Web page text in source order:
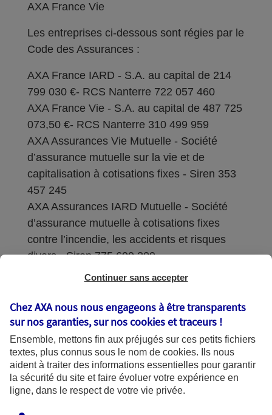
AXA France Vie
Les entreprises ci-dessous sont régies par le
Code des Assurances :
AXA France IARD - S.A. au capital de 214
799 030 €- RCS Nanterre 722 057 460
AXA France Vie - S.A. au capital de 487 725
073,50 €- RCS Nanterre 310 499 959
AXA Assurances Vie Mutuelle - Société
d’assurance mutuelle sur la vie et de
capitalisation à cotisations fixes - Siren 353
457 245
AXA Assurances IARD Mutuelle - Société
d’assurance mutuelle à cotisations fixes
contre l’incendie, les accidents et risques
divers - Siren 775 699 309
Sièges sociaux : 313 Terrasses de l’Arche –
Coordonnées de l'Autorité de contrôle
prudentiel et de résolution (ACPR) : - 4
Place de Budapest - CS 92459 - 75436
Paris Cedex 09. Le détail des procédures de
recours et de réclamation et les
Continuer sans accepter
Chez AXA nous nous engageons à être transparents
sur nos garanties, sur noscookies et traceurs !
Ensemble, mettons fin aux préjugés sur ces petits fichiers
textes, plus connus sous le nom de cookies. Ils nous
aident à traiter des informations essentielles pour garantir
la sécurité du site et faire évoluer votre expérience en
ligne, dans le respect de votre vie privée.